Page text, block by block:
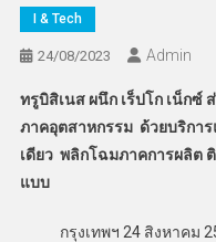
I & Tech
24/08/2023 Admin
ทรูบิสิเนส ผนึก เร็ปโก เน็ก
ภาคอุตสาหกรรม ด้วยบริกา
เดียว พลิกโฉมภาคการผลิต
แบบ
กรุงเทพฯ 24 สิงหาคม